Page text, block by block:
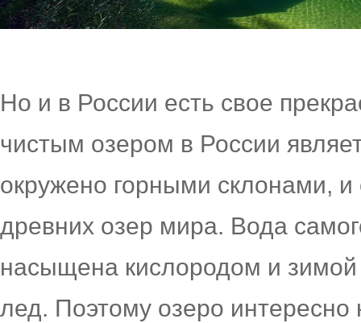
Но и в России есть свое
чистым озером в России
окружено горными склонами,
древних озер мира. Вода
насыщена кислородом и
лед. Поэтому озеро